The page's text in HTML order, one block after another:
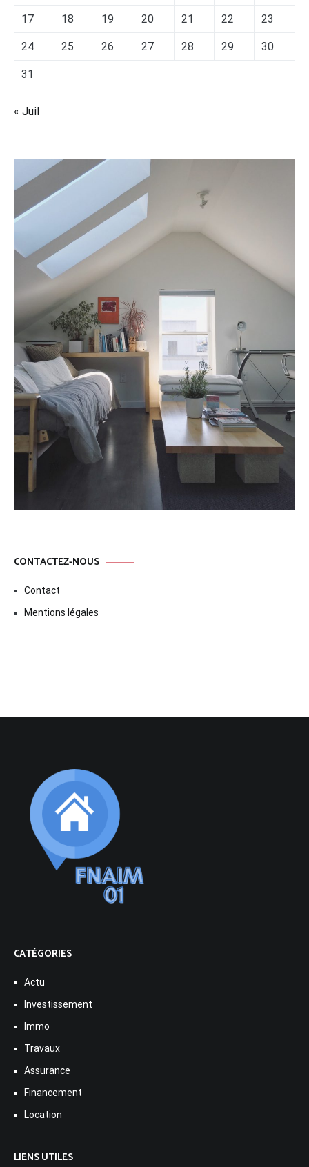
17 18 19 20 21 22 23
24 25 26 27 28 29 30
31
« Juil
CONTACTEZ-NOUS
Contact
Mentions légales
CATÉGORIES
Actu
Investissement
Immo
Travaux
Assurance
Financement
Location
LIENS UTILES